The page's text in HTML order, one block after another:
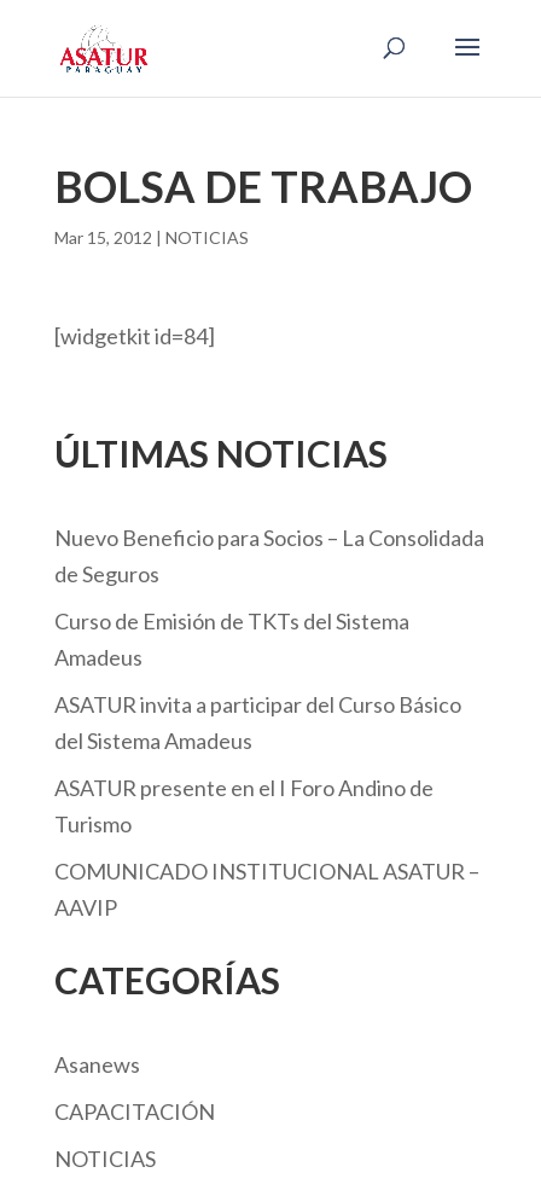
BOLSA DE TRABAJO
Mar 15, 2012 | NOTICIAS
[widgetkit id=84]
ÚLTIMAS NOTICIAS
Nuevo Beneficio para Socios – La Consolidada
de Seguros
Curso de Emisión de TKTs del Sistema
Amadeus
ASATUR invita a participar del Curso Básico
del Sistema Amadeus
ASATUR presente en el I Foro Andino de
Turismo
COMUNICADO INSTITUCIONAL ASATUR –
AAVIP
CATEGORÍAS
Asanews
CAPACITACIÓN
NOTICIAS